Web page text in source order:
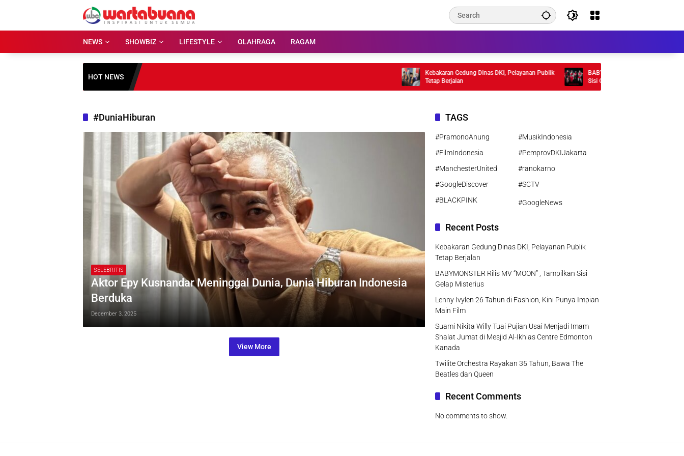
NEWS
SHOWBIZ LIFESTYLE OLAHRAGA RAGAM
HOT NEWS
Kebakaran Gedung Dinas DKI, Pelayanan Publik
Tetap Berjalan
BABYMONSTER Rilis MV “MOON” ,
Sisi Gelap Misterius
#DuniaHiburan
SELEBRITIS
Aktor Epy Kusnandar Meninggal Dunia, Dunia Hiburan Indonesia
Berduka
December 3, 2025
View More
TAGS
#PramonoAnung
#MusikIndonesia
#FilmIndonesia
#PemprovDKIJakarta
#ManchesterUnited
#ranokarno
#GoogleDiscover
#SCTV
#BLACKPINK
#GoogleNews
Recent Posts
Kebakaran Gedung Dinas DKI, Pelayanan Publik
Tetap Berjalan
BABYMONSTER Rilis MV “MOON” , Tampilkan Sisi
Gelap Misterius
Lenny Ivylen 26 Tahun di Fashion, Kini Punya Impian
Main Film
Suami Nikita Willy Tuai Pujian Usai Menjadi Imam
Shalat Jumat di Mesjid Al-Ikhlas Centre Edmonton
Kanada
Twilite Orchestra Rayakan 35 Tahun, Bawa The
Beatles dan Queen
Recent Comments
No comments to show.